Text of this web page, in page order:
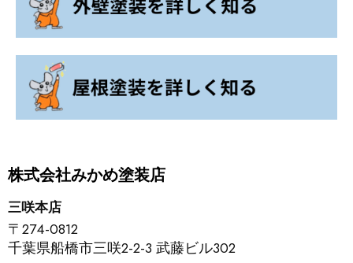
株式会社みかめ塗装店
三咲本店
〒274-0812
千葉県船橋市三咲2-2-3 武藤ビル302